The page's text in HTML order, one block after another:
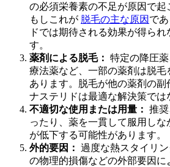
の必須栄養素の不足が原因で起
もしこれが 脱毛の主な原因 で
ドでは期待される効果が得られ
す。
薬剤による脱毛： 特定の降圧
療法薬など、一部の薬剤は脱
あります。脱毛が他の薬剤の副
ナステリドは最適な解決策では
不適切な使用または用量： 推
ったり、薬を一貫して服用し
が低下する可能性があります。
外的要因： 過度な熱スタイリ
の物理的損傷などの外部要因に